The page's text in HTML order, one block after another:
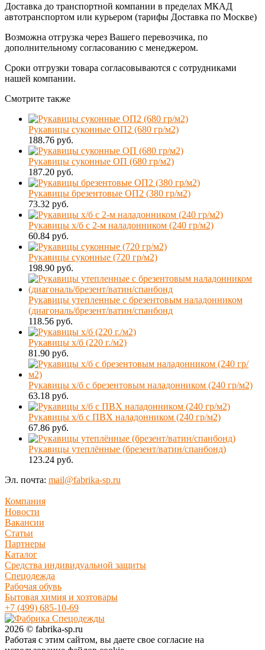
Доставка до транспортной компании в пределах МКАД
автотранспортом или курьером (тарифы Доставка по Москве)
Возможна отгрузка через Вашего перевозчика, по
дополнительному согласованию с менеджером.
Сроки отгрузки товара согласовываются с сотрудниками
нашей компании.
Смотрите также
Рукавицы суконные ОП2 (680 гр/м2)
188.76 руб.
Рукавицы суконные ОП (680 гр/м2)
187.20 руб.
Рукавицы брезентовые ОП2 (380 гр/м2)
73.32 руб.
Рукавицы х/б с 2-м наладонником (240 гр/м2)
60.84 руб.
Рукавицы суконные (720 гр/м2)
198.90 руб.
Рукавицы утепленные с брезентовым наладонником
(диагональ/брезент/ватин/спанбонд
118.56 руб.
Рукавицы х/б (220 г./м2)
81.90 руб.
Рукавицы х/б с брезентовым наладонником (240 гр/м2)
63.18 руб.
Рукавицы х/б с ПВХ наладонником (240 гр/м2)
67.86 руб.
Рукавицы утеплённые (брезент/ватин/спанбонд)
123.24 руб.
Эл. почта: mail@fabrika-sp.ru
Компания
Новости
Вакансии
Статьи
Партнеры
Каталог
Средства индивидуальной защиты
Спецодежда
Рабочая обувь
Бытовая химия и хозтовары
+7 (499) 685-10-69
2026 © fabrika-sp.ru
Работая с этим сайтом, вы даете свое согласие на